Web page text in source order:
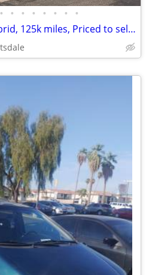
• • • • • • • •
2016 Hyundai Sonata Hybrid, 125k miles, Priced to sell, Flawless.